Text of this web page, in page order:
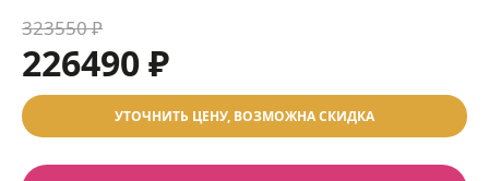
323550 ₽
226490 ₽
УТОЧНИТЬ ЦЕНУ, ВОЗМОЖНА СКИДКА